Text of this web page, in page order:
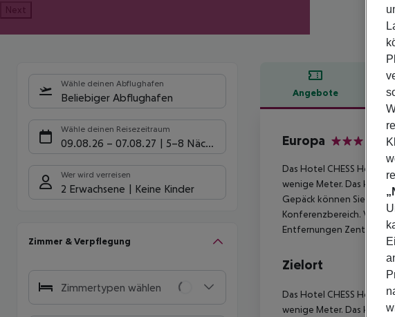
Next
Wähle deinen Abflughafen
Beliebiger Abflughafen
Wähle deinen Reisezeitraum
09.08.26 – 07.08.27 5-8 Nächte
Wer wird verreisen
2 Erwachsene Keine Kinder
Zimmer & Verpflegung
Zimmertypen wählen
Angebote
Europa
Das Hotel CHESS Hotel
wenige Meter. Das
Gepäck können Sie im
Konferenzbereich.
Entfernungen Zentrum/
Zielort
Das Hotel CHESS Hotel
wenige Meter. Das